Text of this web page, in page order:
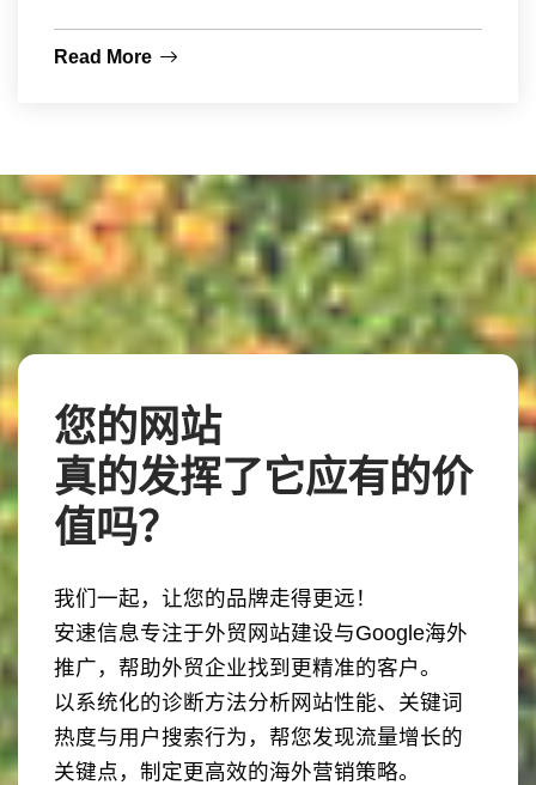
Read More
您的网站
真的发挥了它应有的价
值吗？
我们一起，让您的品牌走得更远！
安速信息专注于外贸网站建设与Google海外
推广，帮助外贸企业找到更精准的客户。
以系统化的诊断方法分析网站性能、关键词
热度与用户搜索行为，帮您发现流量增长的
关键点，制定更高效的海外营销策略。